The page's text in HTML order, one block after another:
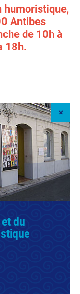
humoristique,
Antibes
de 10h à
18h.
+
–
du